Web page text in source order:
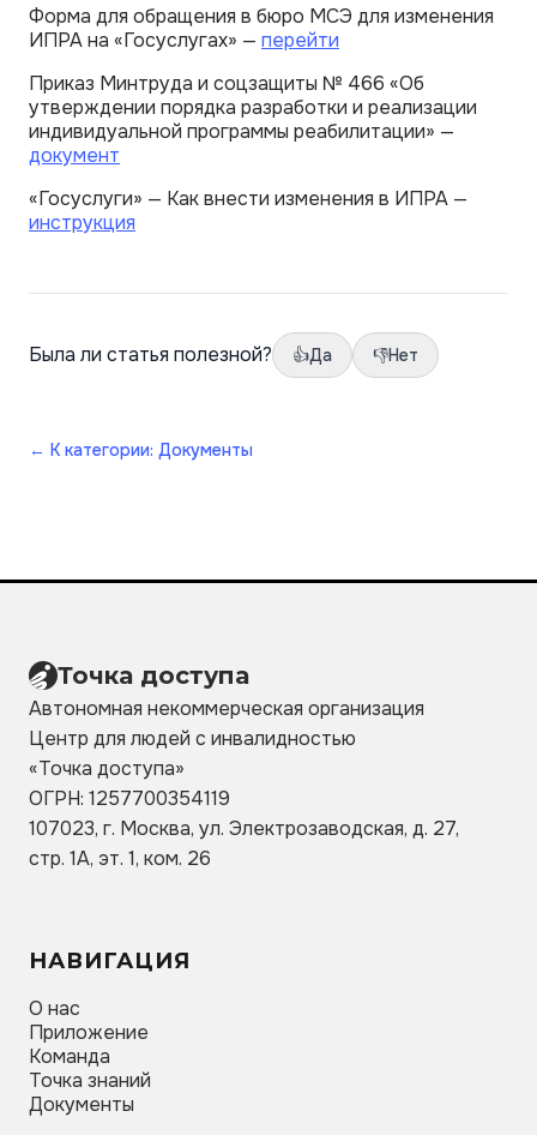
Форма для обращения в бюро МСЭ для изменения
ИПРА на «Госуслугах» — перейти
Приказ Минтруда и соцзащиты № 466 «Об
утверждении порядка разработки и реализации
индивидуальной программы реабилитации» —
документ
«Госуслуги» — Как внести изменения в ИПРА —
инструкция
Была ли статья полезной? 👍Да 👎Нет
← К категории: Документы
Точка доступа
Автономная некоммерческая организация
Центр для людей с инвалидностью
«Точка доступа»
ОГРН: 1257700354119
107023, г. Москва, ул. Электрозаводская, д. 27,
стр. 1А, эт. 1, ком. 26
НАВИГАЦИЯ
О нас
Приложение
Команда
Точка знаний
Документы